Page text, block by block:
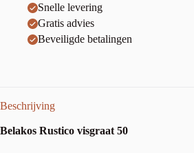
Snelle levering
Gratis advies
Beveiligde betalingen
Beschrijving
Belakos Rustico visgraat 50